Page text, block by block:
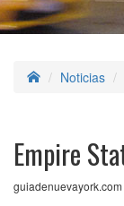
Noticias
Empire